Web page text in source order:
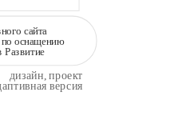
сайта
по оснащению
Развитие
дизайн, проект
версия